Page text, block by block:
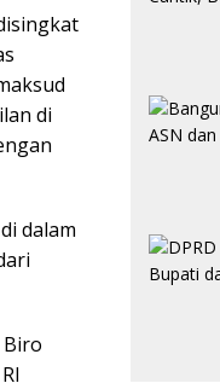
di
dalam
Biro